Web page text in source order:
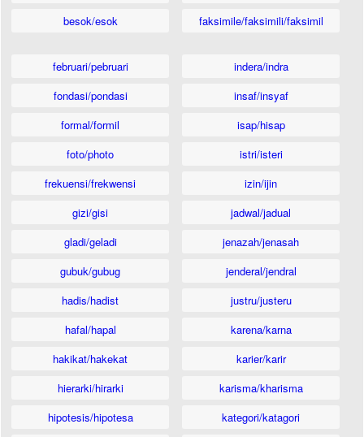
besok/esok
faksimile/faksimili/faksimil
februari/pebruari
fondasi/pondasi
formal/formil
foto/photo
frekuensi/frekwensi
gizi/gisi
gladi/geladi
gubuk/gubug
hadis/hadist
hafal/hapal
hakikat/hakekat
hierarki/hirarki
hipotesis/hipotesa
indera/indra
insaf/insyaf
isap/hisap
istri/isteri
izin/ijin
jadwal/jadual
jenazah/jenasah
jenderal/jendral
justru/justeru
karena/karna
karier/karir
karisma/kharisma
kategori/katagori